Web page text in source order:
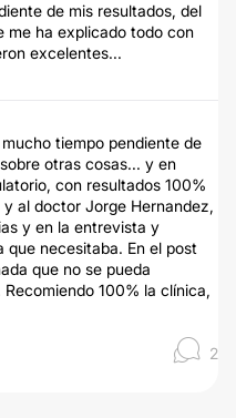
de mis resultados, del
me ha explicado todo con
excelentes...
tiempo pendiente de
otras cosas... y en
con resultados 100%
al doctor Jorge Hernandez,
y en la entrevista y
necesitaba. En el post
que no se pueda
100% la clínica,
2